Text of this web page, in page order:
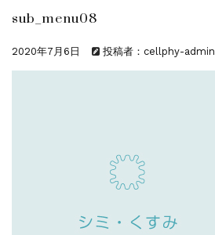
sub_menu08
2020年7月6日 投稿者：cellphy-admin